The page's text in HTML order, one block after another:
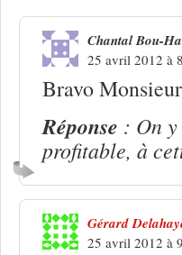
Chantal Bou-
25 avril 2012 à
Bravo
Réponse : On
profitable, à
Gérard
25 avril 2012 à